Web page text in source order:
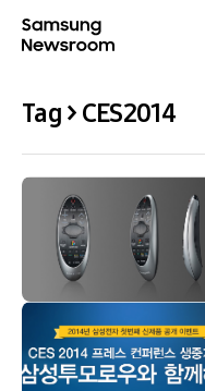
Tag > CES2014